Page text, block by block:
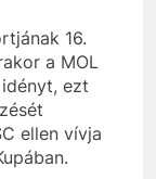
16.
a MOL
ezt
ellen vívja